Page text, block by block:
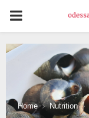
PRIMARY
MENU
Home Nutrition